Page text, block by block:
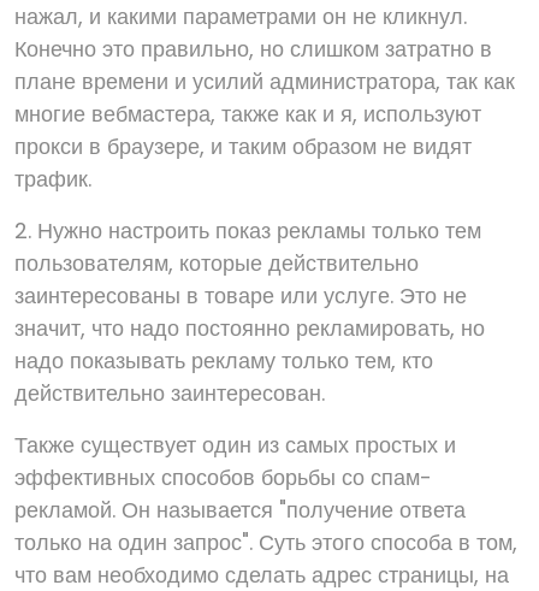
нажал, и какими параметрами он не кликнул.
Конечно это правильно, но слишком затратно в
плане времени и усилий администратора, так как
многие вебмастера, также как и я, используют
прокси в браузере, и таким образом не видят
трафик.
2. Нужно настроить показ рекламы только тем
пользователям, которые действительно
заинтересованы в товаре или услуге. Это не
значит, что надо постоянно рекламировать, но
надо показывать рекламу только тем, кто
действительно заинтересован.
Также существует один из самых простых и
эффективных способов борьбы со спам-
рекламой. Он называется "получение ответа
только на один запрос". Суть этого способа в том,
что вам необходимо сделать адрес страницы, на